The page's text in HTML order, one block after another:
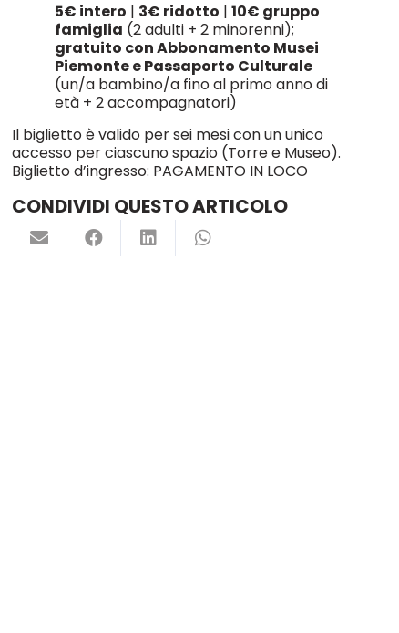
5€ intero | 3€ ridotto | 10€ gruppo
famiglia (2 adulti + 2 minorenni);
gratuito con Abbonamento Musei
Piemonte e Passaporto Culturale
(un/a bambino/a fino al primo anno di
età + 2 accompagnatori)
Il biglietto è valido per sei mesi con un unico
accesso per ciascuno spazio (Torre e Museo).
Biglietto d’ingresso: PAGAMENTO IN LOCO
CONDIVIDI QUESTO ARTICOLO